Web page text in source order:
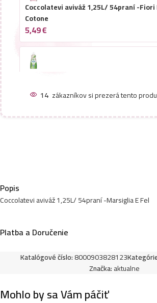
Coccolatevi aviváž 1,25L/ 54praní -Fiori
Cotone
5,49€
14 zákazníkov si prezerá tento
Popis
Coccolatevi aviváž 1,25L/ 54praní -Marsiglia E Fel
Platba a Doručenie
Katalógové číslo:8000903828123
Značka:aktualne
Mohlo by sa Vám páčiť